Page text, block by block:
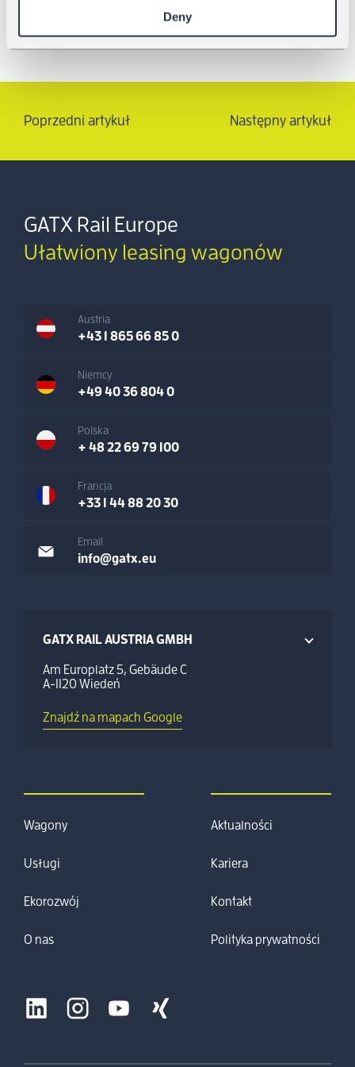
Deny
Poprzedni artykuł Następny artykuł
GATX Rail Europe
Ułatwiony leasing wagonów
Austria
+43 1 865 66 85 0
Niemcy
+49 40 36 804 0
Polska
+ 48 22 69 79 100
Francja
+33 1 44 88 20 30
Email
info@gatx.eu
GATX RAIL AUSTRIA GMBH
Am Europlatz 5, Gebäude C
A-1120 Wiedeń
Znajdź na mapach Google
Wagony
Usługi
Ekorozwój
O nas
Aktualności
Kariera
Kontakt
Polityka prywatności